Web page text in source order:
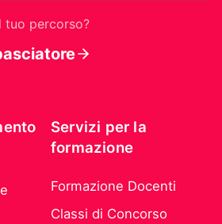
tuo percorso?
Servizi per la
formazione
Formazione Docenti
Classi di Concorso